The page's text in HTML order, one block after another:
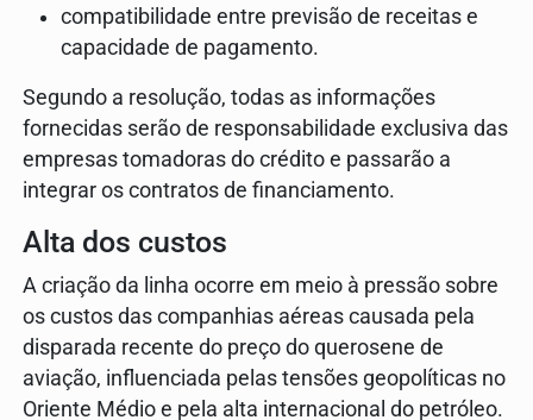
compatibilidade entre previsão de receitas e
capacidade de pagamento.
Segundo a resolução, todas as informações
fornecidas serão de responsabilidade exclusiva das
empresas tomadoras do crédito e passarão a
integrar os contratos de financiamento.
Alta dos custos
A criação da linha ocorre em meio à pressão sobre
os custos das companhias aéreas causada pela
disparada recente do preço do querosene de
aviação, influenciada pelas tensões geopolíticas no
Oriente Médio e pela alta internacional do petróleo.